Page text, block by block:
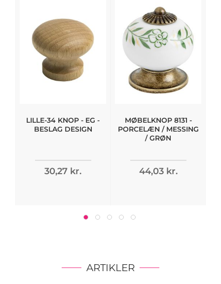
LILLE-34 KNOP - EG -
BESLAG DESIGN
30,27 kr.
MØBELKNOP 8131 -
PORCELÆN / MESSING
/ GRØN
44,03 kr.
ARTIKLER